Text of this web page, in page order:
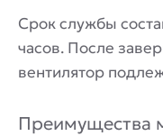
Срок службы
часов. После
вентилятор
Преимущества